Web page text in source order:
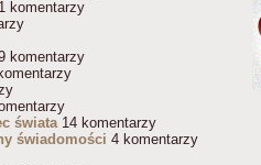
komentarzy
komentarzy
świata14 komentarzy
świadomości 4 komentarzy